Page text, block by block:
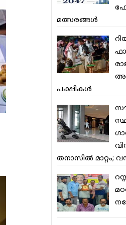
മത്സരങ്ങള്‍
പക്ഷികള്‍
തനാസില്‍